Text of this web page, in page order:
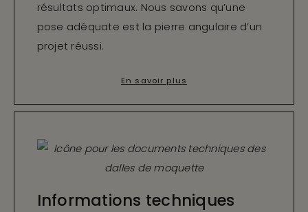
résultats optimaux. Nous savons qu’une
pose adéquate est la pierre angulaire d’un
projet réussi.
En savoir plus
Informations techniques